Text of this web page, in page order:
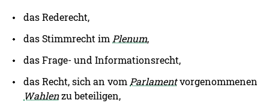
das Rederecht,
das Stimmrecht im Plenum,
das Frage- und Informationsrecht,
das Recht, sich an vom Parlamentvorgenommenen
Wahlenzu beteiligen,